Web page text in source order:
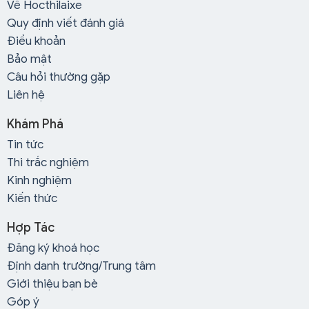
Về Hocthilaixe
Quy định viết đánh giá
Điều khoản
Bảo mật
Câu hỏi thường gặp
Liên hệ
Khám Phá
Tin tức
Thi trắc nghiệm
Kinh nghiệm
Kiến thức
Hợp Tác
Đăng ký khoá học
Định danh trường/Trung tâm
Giới thiệu bạn bè
Góp ý